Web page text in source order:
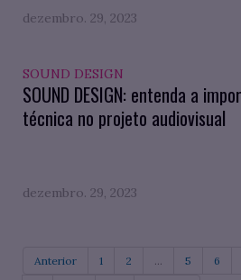
dezembro. 29, 2023
SOUND DESIGN
SOUND DESIGN: entenda a
técnica no projeto audiovisual
dezembro. 29, 2023
Anterior 1 2 ... 5 6